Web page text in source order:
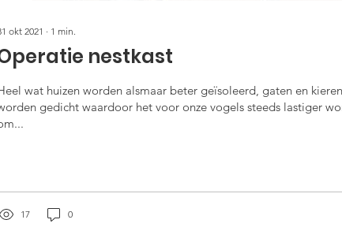
okt 2021 ∙ 1 min.
nestkast
wat huizen worden alsmaar beter geïsoleerd, gaten en kieren
gedicht waardoor het voor onze vogels steeds lastiger
17 0